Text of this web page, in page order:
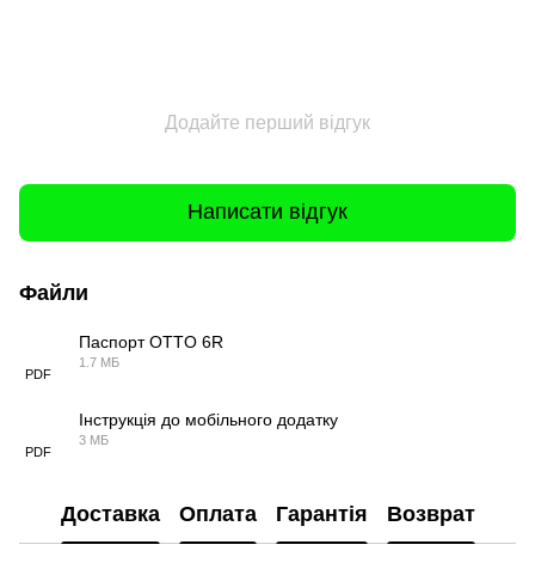
Додайте перший відгук
Написати відгук
Файли
PDF
Паспорт OTTO 6R
1.7 МБ
PDF
Інструкція до мобільного додатку
3 МБ
Доставка Оплата Гарантія Возврат